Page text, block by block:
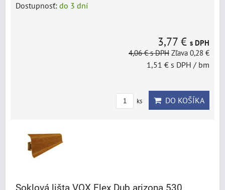
Dostupnosť: do 3 dní
3,77 € s DPH
4,06 €s DPH Zľava 0,28 €
1,51 € s DPH / bm
ks DO KOŠÍKA